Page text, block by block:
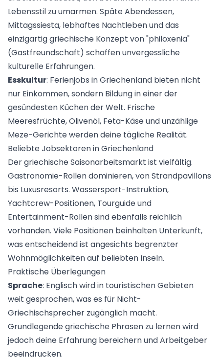
Lebensstil zu umarmen. Späte Abendessen,
Mittagssiesta, lebhaftes Nachtleben und das
einzigartig griechische Konzept von "philoxenia"
(Gastfreundschaft) schaffen unvergessliche
kulturelle Erfahrungen.
Esskultur: Ferienjobs in Griechenland bieten nicht
nur Einkommen, sondern Bildung in einer der
gesündesten Küchen der Welt. Frische
Meeresfrüchte, Olivenöl, Feta-Käse und unzählige
Meze-Gerichte werden deine tägliche Realität.
Beliebte Jobsektoren in Griechenland
Der griechische Saisonarbeitsmarkt ist vielfältig.
Gastronomie-Rollendominieren, von Strandpavillons
bis Luxusresorts. Wassersport-Instruktion,
Yachtcrew-Positionen, Tourguide und
Entertainment-Rollen sind ebenfalls reichlich
vorhanden. Viele Positionen beinhalten Unterkunft,
was entscheidend ist angesichts begrenzter
Wohnmöglichkeiten auf beliebten Inseln.
Praktische Überlegungen
Sprache: Englisch wird in touristischen Gebieten
weit gesprochen, was es für Nicht-
Griechischsprecher zugänglich macht.
Grundlegende griechische Phrasen zu lernen wird
jedoch deine Erfahrung bereichern und Arbeitgeber
beeindrucken.